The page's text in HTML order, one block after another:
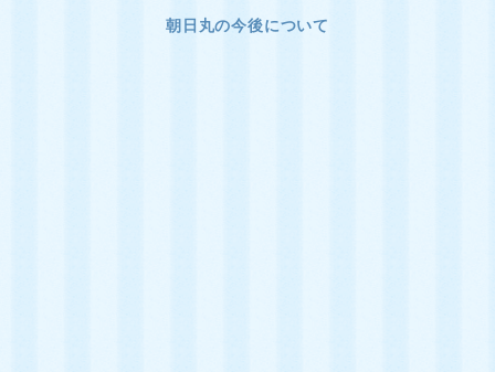
朝日丸の今後について